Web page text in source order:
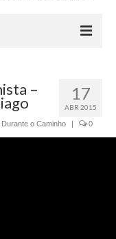
17
ABR 2015
–
o Caminho | 0